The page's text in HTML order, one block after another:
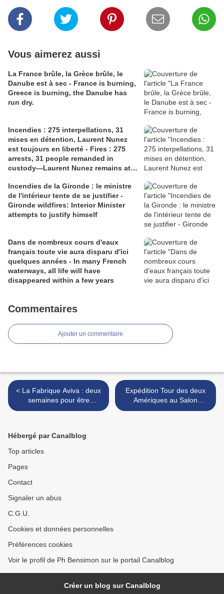
Vous aimerez aussi
La France brûle, la Grèce brûle, le
Danube est à sec - France is burning,
Greece is burning, the Danube has
run dry.
Incendies : 275 interpellations, 31
mises en détention, Laurent Nunez
est toujours en liberté - Fires : 275
arrests, 31 people remanded in
custody—Laurent Nunez remains at
Incendies de la Gironde : le ministre
de l'intérieur tente de se justifier -
Gironde wildfires: Interior Minister
attempts to justify himself
Dans de nombreux cours d'eaux
français toute vie aura disparu d'ici
quelques années - In many French
waterways, all life will have
disappeared within a few years
Commentaires
Ajouter un commentaire
< La Fabrique Aviva : deux
semaines pour être
finalistes ! - The Aviva
Expédition Tour des deux
Amériques au Salon
CleanTech - Annecy 19-22
Hébergé par Canalblog
Top articles
Pages
Contact
Signaler un abus
C.G.U.
Cookies et données personnelles
Préférences cookies
Voir le profil de Ph Bensimon sur le portail Canalblog
Créer un blog sur Canalblog